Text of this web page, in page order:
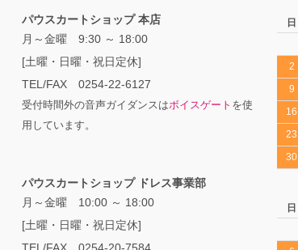
パウスカートショップ 本店
月～金曜 9:30 ～ 18:00
[土曜・日曜・祝日定休]
TEL/FAX 0254-22-6127
受付時間外の音声ガイダンスはボイスゲート を使
用しています。
パウスカートショップ ドレス事業部
月～金曜 10:00 ～ 18:00
[土曜・日曜・祝日定休]
日
2
9
16
23
30
日